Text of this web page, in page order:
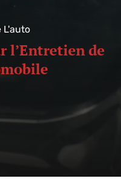
L'auto
l’Entretien de